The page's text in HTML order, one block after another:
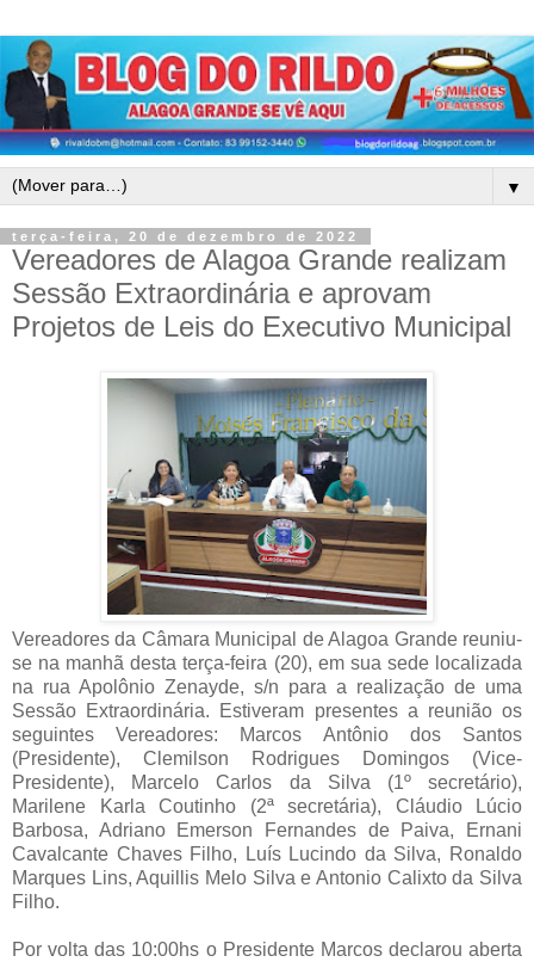
▼
terça-feira, 20 de dezembro de 2022
Vereadores de Alagoa Grande realizam
Sessão Extraordinária e aprovam
Projetos de Leis do Executivo Municipal
Vereadores da Câmara Municipal de Alagoa Grande reuniu-
se na manhã desta terça-feira (20), em sua sede localizada
na rua Apolônio Zenayde, s/n para a realização de uma
Sessão Extraordinária. Estiveram presentes a reunião os
seguintes Vereadores: Marcos Antônio dos Santos
(Presidente), Clemilson Rodrigues Domingos (Vice-
Presidente), Marcelo Carlos da Silva (1º secretário),
Marilene Karla Coutinho (2ª secretária), Cláudio Lúcio
Barbosa, Adriano Emerson Fernandes de Paiva, Ernani
Cavalcante Chaves Filho, Luís Lucindo da Silva, Ronaldo
Marques Lins, Aquillis Melo Silva e Antonio Calixto da Silva
Filho.
Por volta das 10:00hs o Presidente Marcos declarou aberta